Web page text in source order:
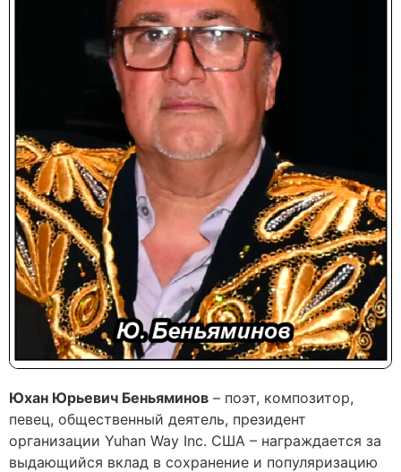
Юхан Юрьевич Беньяминов – поэт, композитор,
певец, общественный деятель, президент
организации Yuhan Way Inc. США – награждается за
выдающийся вклад в сохранение и популяризацию